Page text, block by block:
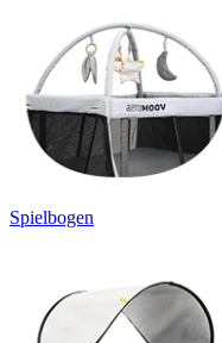
Spielbogen